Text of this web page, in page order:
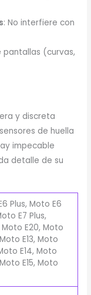
: No interfiere con
(curvas,
y discreta
de huella
impecable
detalle de su
Plus, Moto E6
E7 Plus,
E20, Moto
E13, Moto
E14, Moto
E15, Moto